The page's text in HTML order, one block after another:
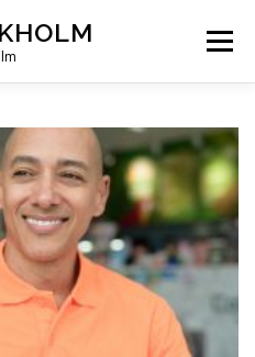
Meny
NÖJEN EVENT